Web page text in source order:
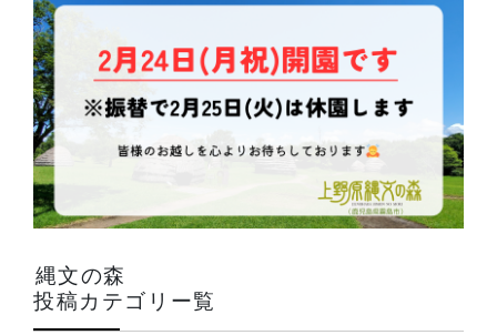
縄文の森
投稿カテゴリー覧